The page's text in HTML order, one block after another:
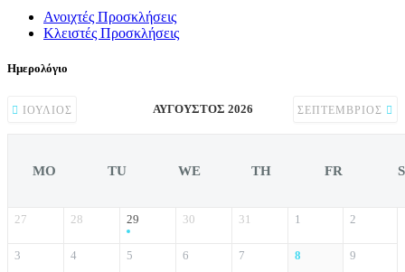
Ανοιχτές Προσκλήσεις
Κλειστές Προσκλήσεις
Ημερολόγιο
ΙΟΎΛΙΟΣ ΑΎΓΟΥΣΤΟΣ 2026 ΣΕΠΤΈΜΒΡΙΟΣ
MO TU WE TH FR
27 28 29 30 31 1 2
3 4 5 6 7 8 9